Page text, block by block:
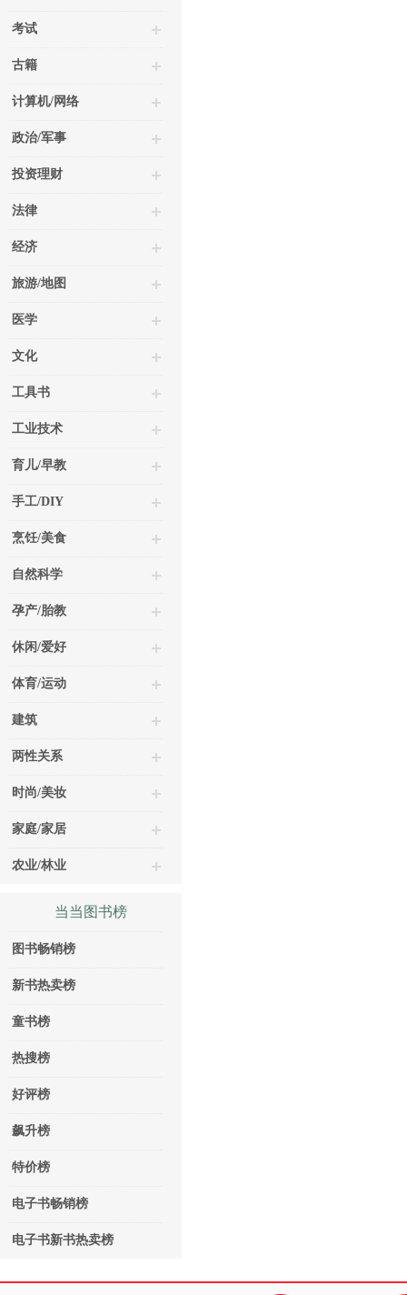
考试
古籍
计算机/网络
政治/军事
投资理财
法律
经济
旅游/地图
医学
文化
工具书
工业技术
育儿/早教
手工/DIY
烹饪/美食
自然科学
孕产/胎教
休闲/爱好
体育/运动
建筑
两性关系
时尚/美妆
家庭/家居
农业/林业
当当图书榜
图书畅销榜
新书热卖榜
童书榜
热搜榜
好评榜
飙升榜
特价榜
电子书畅销榜
电子书新书热卖榜